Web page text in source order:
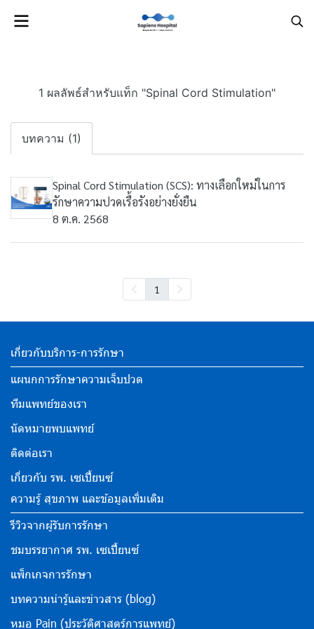
1 ผลลัพธ์สำหรับแท็ก "Spinal Cord Stimulation"
บทความ (1)
Spinal Cord Stimulation (SCS): ทางเลือกใหม่ในการ
รักษาความปวดเรื้อรังอย่างยั่งยืน
8 ต.ค. 2568
1
เกี่ยวกับบริการ-การรักษา
แผนกการรักษาความเจ็บปวด
ทีมแพทย์ของเรา
นัดหมายพบแพทย์
ติดต่อเรา
เกี่ยวกับ รพ. เซเปี้ยนซ์
ความรู้ สุขภาพ และข้อมูลเพิ่มเติม
รีวิวจากผู้รับการรักษา
ชมบรรยากาศ รพ. เซเปี้ยนซ์
แพ็กเกจการรักษา
บทความน่ารู้และข่าวสาร (blog)
หมอ Pain (ประวัติศาสตร์การแพทย์)